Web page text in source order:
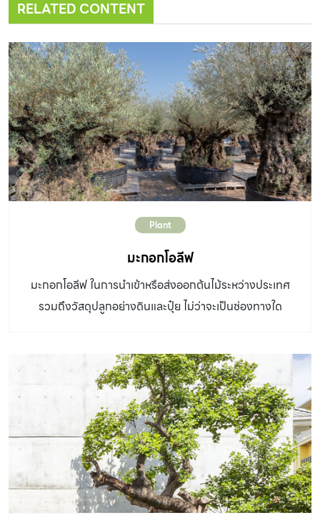
RELATED CONTENT
Plant
มะกอกโอลีฟ
มะกอกโอลีฟ ในการนำเข้าหรือส่งออกต้นไม้ระหว่างประเทศ
รวมถึงวัสดุปลูกอย่างดินและปุ๋ย ไม่ว่าจะเป็นช่องทางใด
เกษตร เพื่อให้ผู้นำเข้าใช้เป็นหลักฐานไปแสดงในขั้นตอนพิธีการ
ทางศุลกากร สำหรับผู้ที่ต้องการส่งออกต้นไม้ไปต่างประเทศ
ในบางประเทศจำเป็นต้องมีการออกใบรับรองสุขอนามัยพืช
กำกับไปกับต้นไม้ เพื่อไม่ให้มีศัตรูพืชระบาดไปนอกประเทศ ผู้
ส่งออกสามารถติดต่อขอรับบริการได้ที่กลุ่มบริการส่งออก
สินค้าเกษตรสำนักควบคุมพืชและวัสดุการเกษตร กรม
วิชาการเกษตร หรือด่านตรวจพืชทั่วประเทศ มะกอกโอลีฟ /